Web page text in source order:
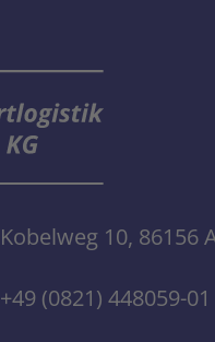
Kobelweg 10, 86156
+49 (0821) 448059-01